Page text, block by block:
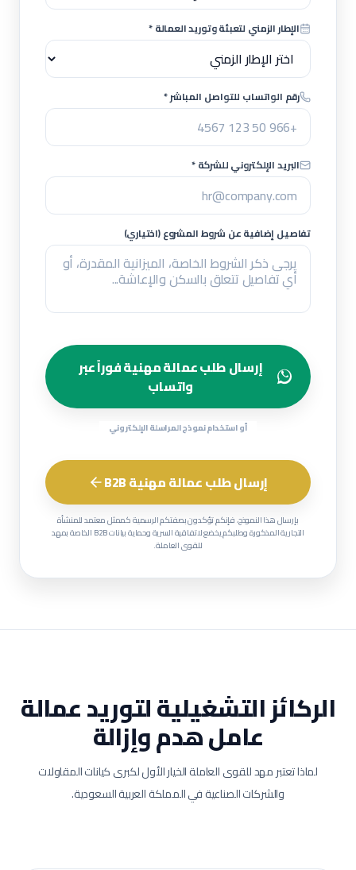
الإطار الزمني لتعبئة وتوريد العمالة *
رقم الواتساب للتواصل المباشر *
البريد الإلكتروني للشركة *
تفاصيل إضافية عن شروط المشروع (اختياري)
إرسال طلب عمالة مهنية فوراً عبر
واتساب
أو استخدام نموذج المراسلة الإلكتروني
إرسال طلب عمالة مهنية B2B
بإرسال هذا النموذج، فإنكم تؤكدون بصفتكم الرسمية كممثل معتمد للمنشأة
التجارية المذكورة وطلبكم يخضع لاتفاقية السرية وحماية بيانات B2B الخاصة بمهد
للقوى العاملة.
الركائز التشغيلية لتوريد عمالة
عامل هدم وإزالة
لماذا تعتبر مهد للقوى العاملة الخيار الأول لكبرى كيانات المقاولات
والشركات الصناعية في المملكة العربية السعودية.